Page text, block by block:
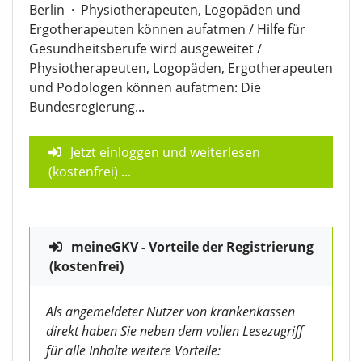
Berlin · Physiotherapeuten, Logopäden und
Ergotherapeuten können aufatmen / Hilfe für
Gesundheitsberufe wird ausgeweitet /
Physiotherapeuten, Logopäden, Ergotherapeuten
und Podologen können aufatmen: Die
Bundesregierung...
Jetzt einloggen und weiterlesen
(kostenfrei) ...
meineGKV - Vorteile der Registrierung
(kostenfrei)
Als angemeldeter Nutzer von krankenkassen
direkt haben Sie neben dem vollen Lesezugriff
für alle Inhalte weitere Vorteile: